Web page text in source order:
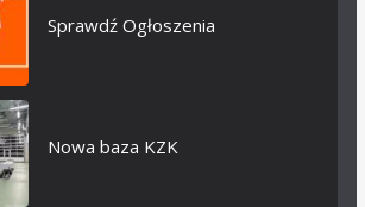
Sprawdź Ogłoszenia
Nowa baza KZK